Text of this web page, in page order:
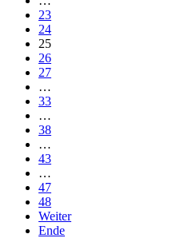
23
24
25
26
27
…
33
…
38
…
43
…
47
48
Weiter
Ende